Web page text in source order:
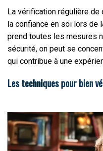
La vérification régulière
la confiance en soi lors de
prend toutes les mesures
sécurité, on peut se
qui contribue à une
Les techniques pour bien